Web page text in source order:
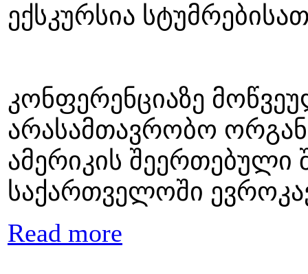
ექსკურსია
კონფერენციაზე
არასამთავრობო
ამერიკის შეერთებული
საქართველოში
Read more